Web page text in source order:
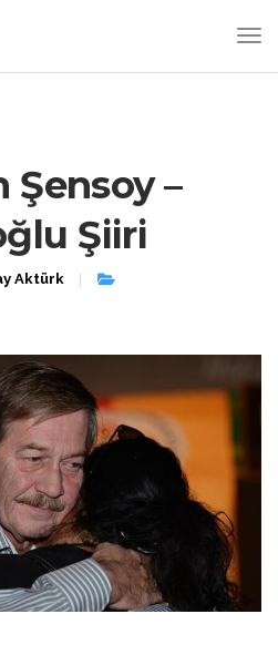
Şensoy –
Şiiri
Aktürk